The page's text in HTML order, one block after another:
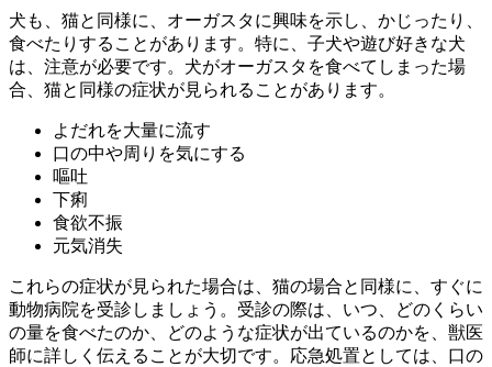
犬も、猫と同様に、オーガスタに興味を示し、かじったり、
食べたりすることがあります。特に、子犬や遊び好きな犬
は、注意が必要です。犬がオーガスタを食べてしまった場
合、猫と同様の症状が見られることがあります。
よだれを大量に流す
口の中や周りを気にする
嘔吐
下痢
食欲不振
元気消失
これらの症状が見られた場合は、猫の場合と同様に、すぐに
動物病院を受診しましょう。受診の際は、いつ、どのくらい
の量を食べたのか、どのような症状が出ているのかを、獣医
師に詳しく伝えることが大切です。応急処置としては、口の